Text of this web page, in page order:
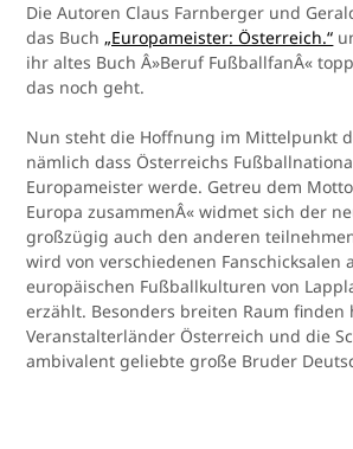
Die Autoren Claus Farnberger und
das Buch„Europameister: Österreich.“
ihr altes Buch Â»Beruf FußballfanÂ«
das noch geht.
Nun steht die Hoffnung im Mittelpunkt
nämlich dass Österreichs
Europameister werde. Getreu dem
Europa zusammenÂ« widmet sich der
großzügig auch den anderen
wird von verschiedenen Fanschicksalen
europäischen Fußballkulturen von
erzählt. Besonders breiten Raum
Veranstalterländer Österreich und die
ambivalent geliebte große Bruder